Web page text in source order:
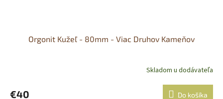
Orgonit Kužeľ - 80mm - Viac Druhov Kameňov
Skladom u dodávateľa
€40 Do košíka